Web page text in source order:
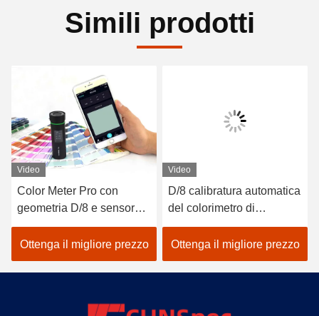
Simili prodotti
Video
Color Meter Pro con
geometria D/8 e sensore
spettrale per una
misurazione più accurata
Ottenga il migliore prezzo
Video
D/8 calibratura automatica
del colorimetro di
precisione di delta E di
SCI LED Analizzatore di
colore della pittura
Ottenga il migliore prezzo